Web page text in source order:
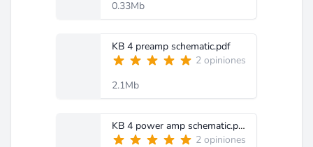
0.33Mb
KB 4 preamp schematic.pdf
2 opiniones
2.1Mb
KB 4 power amp schematic.pdf
2 opiniones